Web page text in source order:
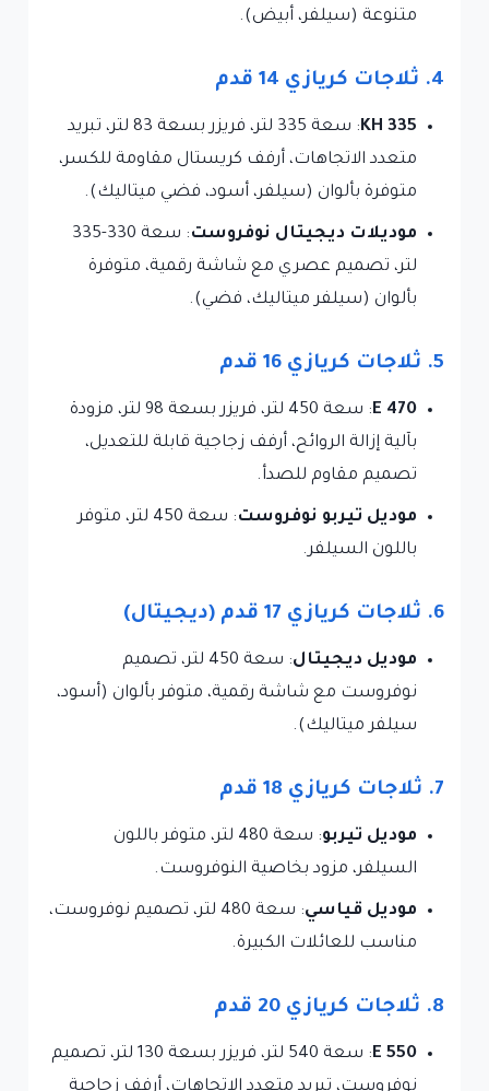
متنوعة (سيلفر، أبيض).
4. ثلاجات كريازي 14 قدم
KH 335
: سعة 335 لتر، فريزر بسعة 83 لتر، تبريد
متعدد الاتجاهات، أرفف كريستال مقاومة للكسر،
متوفرة بألوان (سيلفر، أسود، فضي ميتاليك).
موديلات ديجيتال نوفروست
: سعة 330-335
لتر، تصميم عصري مع شاشة رقمية، متوفرة
بألوان (سيلفر ميتاليك، فضي).
5. ثلاجات كريازي 16 قدم
E 470
: سعة 450 لتر، فريزر بسعة 98 لتر، مزودة
بآلية إزالة الروائح، أرفف زجاجية قابلة للتعديل،
تصميم مقاوم للصدأ.
موديل تيربو نوفروست
: سعة 450 لتر، متوفر
باللون السيلفر.
6. ثلاجات كريازي 17 قدم (ديجيتال)
موديل ديجيتال
: سعة 450 لتر، تصميم
نوفروست مع شاشة رقمية، متوفر بألوان (أسود،
سيلفر ميتاليك).
7. ثلاجات كريازي 18 قدم
موديل تيربو
: سعة 480 لتر، متوفر باللون
السيلفر، مزود بخاصية النوفروست.
موديل قياسي
: سعة 480 لتر، تصميم نوفروست،
مناسب للعائلات الكبيرة.
8. ثلاجات كريازي 20 قدم
E 550
: سعة 540 لتر، فريزر بسعة 130 لتر، تصميم
نوفروست، تبريد متعدد الاتجاهات، أرفف زجاجية